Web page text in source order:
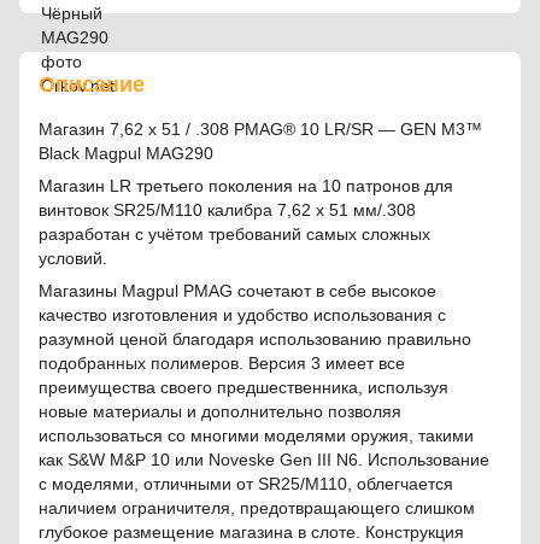
Описание
Магазин 7,62 x 51 / .308 PMAG® 10 LR/SR — GEN M3™
Black Magpul MAG290
Магазин LR третьего поколения на 10 патронов для
винтовок SR25/M110 калибра 7,62 x 51 мм/.308
разработан с учётом требований самых сложных
условий.
Магазины Magpul PMAG сочетают в себе высокое
качество изготовления и удобство использования с
разумной ценой благодаря использованию правильно
подобранных полимеров. Версия 3 имеет все
преимущества своего предшественника, используя
новые материалы и дополнительно позволяя
использоваться со многими моделями оружия, такими
как S&W M&P 10 или Noveske Gen III N6. Использование
с моделями, отличными от SR25/M110, облегчается
наличием ограничителя, предотвращающего слишком
глубокое размещение магазина в слоте. Конструкция